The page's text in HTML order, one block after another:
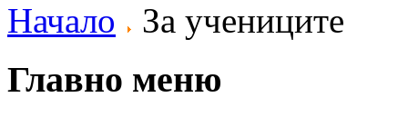
Начало
За учениците
Главно меню